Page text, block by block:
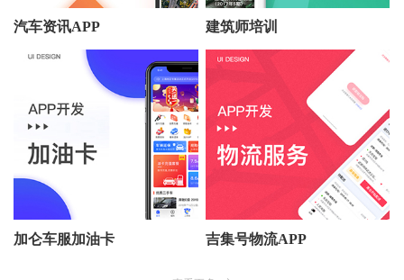
汽车资讯APP 建筑师培训
加仑车服加油卡 吉集号物流APP